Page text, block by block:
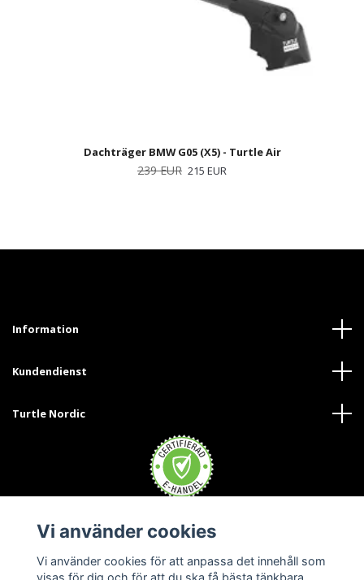
Dachträger BMW G05 (X5) - Turtle Air
239 EUR 215 EUR
Information
Kundendienst
Turtle Nordic
Vi använder cookies
Vi använder cookies för att anpassa det innehåll som
visas för dig och för att du ska få bästa tänkbara